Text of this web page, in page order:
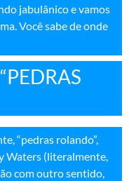
jabulânico e vamos
Você sabe de onde
“pedras rolando”,
Waters (literalmente,
com outro sentido,